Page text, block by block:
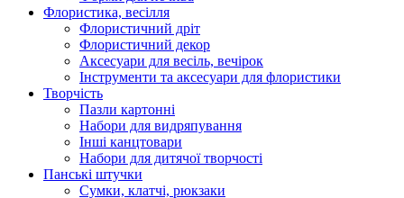
Флористика, весілля
Флористичний дріт
Флористичний декор
Аксесуари для весіль, вечірок
Інструменти та аксесуари для флористики
Творчість
Пазли картонні
Набори для видряпування
Інші канцтовари
Набори для дитячої творчості
Панські штучки
Сумки, клатчі, рюкзаки